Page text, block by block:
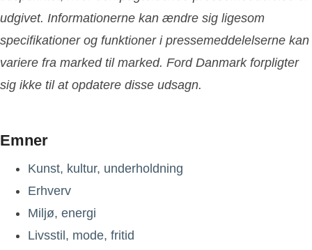
udgivet. Informationerne kan ændre sig ligesom
specifikationer og funktioner i pressemeddelelserne kan
variere fra marked til marked. Ford Danmark forpligter
sig ikke til at opdatere disse udsagn.
Emner
Kunst, kultur, underholdning
Erhverv
Miljø, energi
Livsstil, mode, fritid